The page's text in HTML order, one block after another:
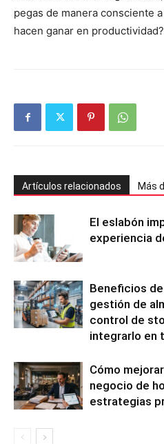
pegas de manera consciente
hacen ganar en productividad?
Artículos relacionados Más
El eslabón
experiencia
Beneficios
gestión de
control de
integrarlo en
Cómo
negocio de
estrategias